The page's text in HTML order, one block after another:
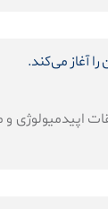
آغاز می‌کند.
و